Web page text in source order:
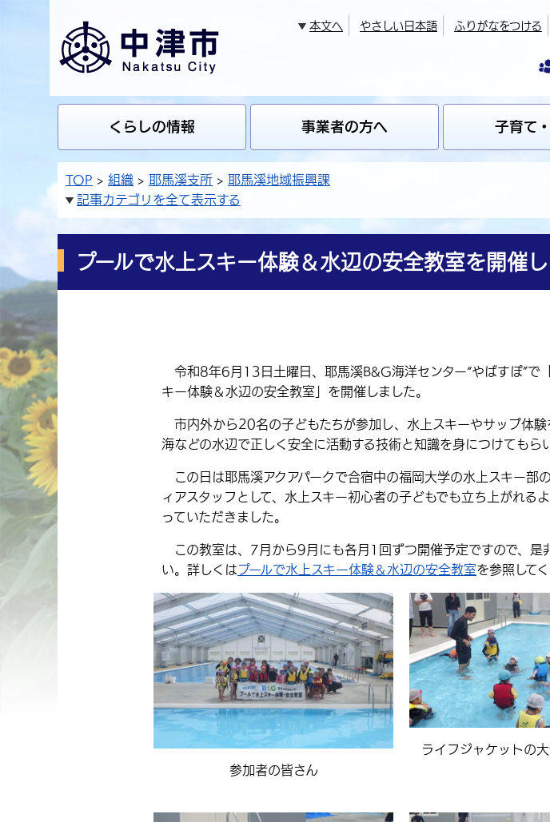
本文へ やさしい日本語 ふりがなをつける
くらしの情報 事業者の方へ 子育て
TOP 組織 耶馬溪支所
耶馬溪地域振興課
記事カテゴリを全て表示する
プールで水上スキー体験＆水辺の安全教室を開催し
令和8年6月13日土曜日、耶馬溪B&G海洋センター“やばすぽ”で
キー体験＆水辺の安全教室」を開催しました。
市内外から20名の子どもたちが参加し、水上スキーやサップ体験
海などの水辺で正しく安全に活動する技術と知識を身につけてもら
この日は耶馬溪アクアパークで合宿中の福岡大学の水上スキー部
ィアスタッフとして、水上スキー初心者の子どもでも立ち上がれる
っていただきました。
この教室は、7月から9月にも各月1回ずつ開催予定ですので、是
い。詳しくはプールで水上スキー体験＆水辺の安全教室を参照してく
参加者の皆さん
ライフジャケットの